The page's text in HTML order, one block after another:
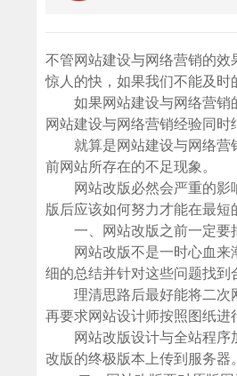
不管网站建设与网络营销的
惊人的快，如果我们不能及时
如果网站建设与网络营销的
网站建设与网络营销经验同
就算是网站建设与网络营销
前网站所存在的不足现象。
网站改版必然会严重的影
版后应该如何努力才能在最短
一、网站改版之前一定要
网站改版不是一时心血来
细的总结并针对这些问题找到
理清思路后最好能将二次网
再要求网站设计师按照图纸进
网站改版设计与全站程序加
改版的终极版本上传到服务器